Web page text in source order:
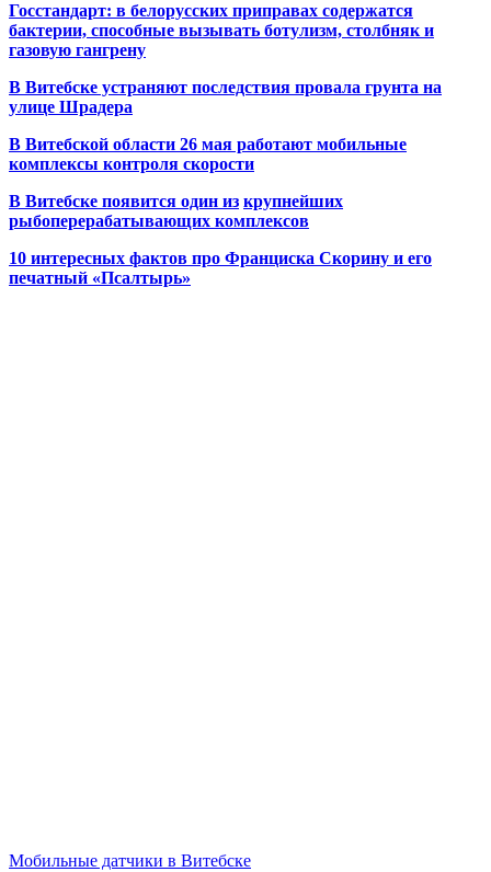
Госстандарт: в белорусских приправах содержатся
бактерии, способные вызывать ботулизм, столбняк и
газовую гангрену
В Витебске устраняют последствия провала грунта на
улице Шрадера
В Витебской области 26 мая работают мобильные
комплексы контроля скорости
В Витебске появится один из крупнейших
рыбоперерабатывающих комплексов
10 интересных фактов про Франциска Скорину и его
печатный «Псалтырь»
Мобильные датчики в Витебске